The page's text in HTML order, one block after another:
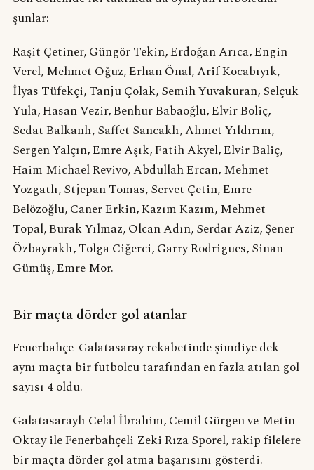
şunlar:
Raşit Çetiner, Güngör Tekin, Erdoğan Arıca, Engin
Verel, Mehmet Oğuz, Erhan Önal, Arif Kocabıyık,
İlyas Tüfekçi, Tanju Çolak, Semih Yuvakuran, Selçuk
Yula, Hasan Vezir, Benhur Babaoğlu, Elvir Boliç,
Sedat Balkanlı, Saffet Sancaklı, Ahmet Yıldırım,
Sergen Yalçın, Emre Aşık, Fatih Akyel, Elvir Baliç,
Haim Michael Revivo, Abdullah Ercan, Mehmet
Yozgatlı, Stjepan Tomas, Servet Çetin, Emre
Belözoğlu, Caner Erkin, Kazım Kazım, Mehmet
Topal, Burak Yılmaz, Olcan Adın, Serdar Aziz, Şener
Özbayraklı, Tolga Ciğerci, Garry Rodrigues, Sinan
Gümüş, Emre Mor.
Bir maçta dörder gol atanlar
Fenerbahçe-Galatasaray rekabetinde şimdiye dek
aynı maçta bir futbolcu tarafından en fazla atılan gol
sayısı 4 oldu.
Galatasaraylı Celal İbrahim, Cemil Gürgen ve Metin
Oktay ile Fenerbahçeli Zeki Rıza Sporel, rakip filelere
bir maçta dörder gol atma başarısını gösterdi.